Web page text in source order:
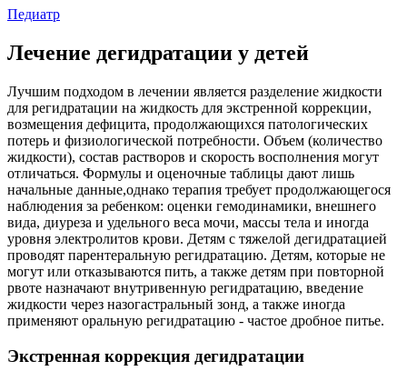
Педиатр
Лечение дегидратации у детей
Лучшим подходом в лечении является разделение жидкости
для регидратации на жидкость для экстренной коррекции,
возмещения дефицита, продолжающихся патологических
потерь и физиологической потребности. Объем (количество
жидкости), состав растворов и скорость восполнения могут
отличаться. Формулы и оценочные таблицы дают лишь
начальные данные,однако терапия требует продолжающегося
наблюдения за ребенком: оценки гемодинамики, внешнего
вида, диуреза и удельного веса мочи, массы тела и иногда
уровня электролитов крови. Детям с тяжелой дегидратацией
проводят парентеральную регидратацию. Детям, которые не
могут или отказываются пить, а также детям при повторной
рвоте назначают внутривенную регидратацию, введение
жидкости через назогастральный зонд, а также иногда
применяют оральную регидратацию - частое дробное питье.
Экстренная коррекция дегидратации